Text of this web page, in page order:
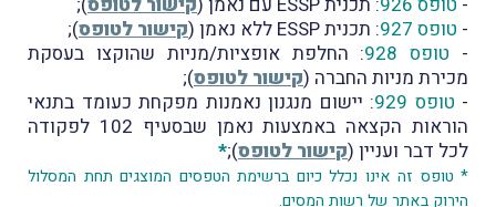
- טופס 927 : תכנית ESSP ללא נאמן ( קישור לטופס);
- טופס 928
: החלפת אופציות/מניות שהוקצו בעסקת
מכירת מניות החברה (קישור לטופס);
- טופס 929
: יישום מנגנון נאמנות מפקחת כעומד בתנאי
הוראות הקצאה באמצעות נאמן שבסעיף 102 לפקודה
לכל דבר ועניין (קישור לטופס);
*
* טופס זה אינו נכלל כיום ברשימת הטפסים המוצגים תחת המסלול
הירוק באתר של רשות המסים.